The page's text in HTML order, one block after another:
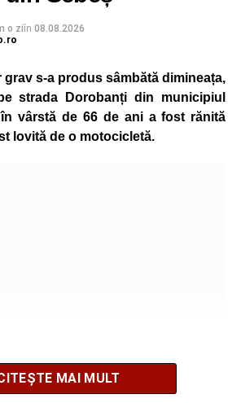
ne ca sursă preferată
ne pe Google News
Sebeș
o ziîn 08.08.2026
grav s-a produs sâmbătă dimineața,
strada Dorobanți din municipiul
în vârstă de 66 de ani a fost rănită
lovită de o motocicletă.
MAI MULT